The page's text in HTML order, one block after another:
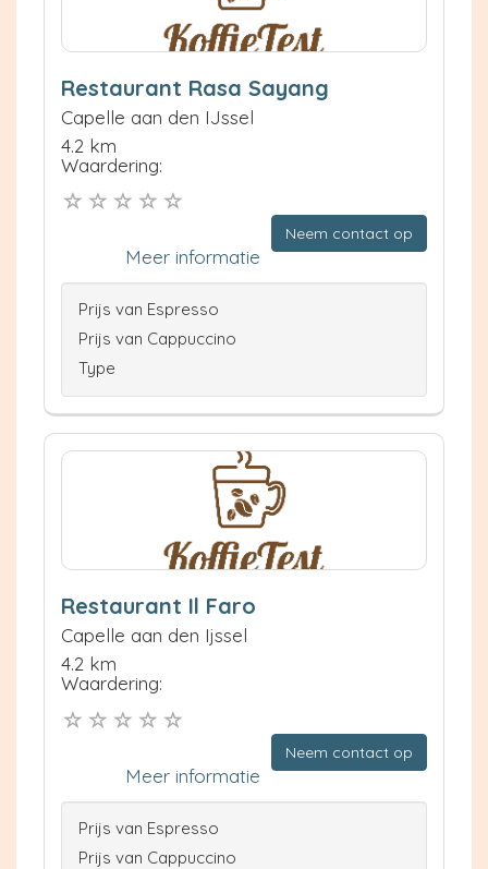
Restaurant Rasa Sayang
Capelle aan den IJssel
4.2 km
Waardering:
Neem contact op
Meer informatie
Prijs van Espresso
Prijs van Cappuccino
Type
Restaurant Il Faro
Capelle aan den Ijssel
4.2 km
Waardering:
Neem contact op
Meer informatie
Prijs van Espresso
Prijs van Cappuccino